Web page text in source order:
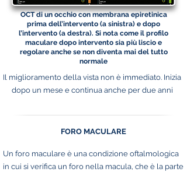
OCT di un occhio con membrana epiretinica
prima dell’intervento (a sinistra) e dopo
l’intervento (a destra). Si nota come il profilo
maculare dopo intervento sia più liscio e
regolare anche se non diventa mai del tutto
normale
Il miglioramento della vista non è immediato. Inizia
dopo un mese e continua anche per due anni
FORO MACULARE
Un foro maculare è una condizione oftalmologica
in cui si verifica un foro nella macula, che è la parte